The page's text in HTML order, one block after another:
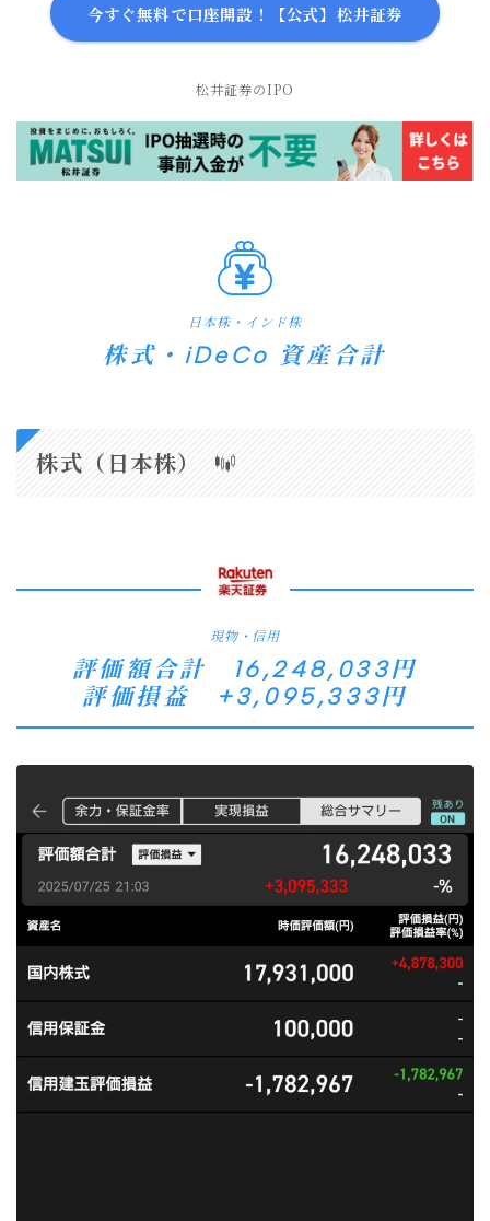
今すぐ無料で口座開設！【公式】松井証券
松井証券のIPO
日本株・インド株
株式・iDeCo 資産合計
株式（日本株）
現物・信用
評価額合計 16,248,033円
評価損益 +3,095,333円